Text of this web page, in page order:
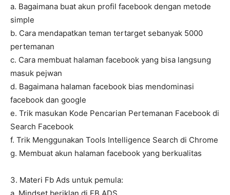
a. Bagaimana buat akun profil facebook dengan metode
simple
b. Cara mendapatkan teman tertarget sebanyak 5000
pertemanan
c. Cara membuat halaman facebook yang bisa langsung
masuk pejwan
d. Bagaimana halaman facebook bias mendominasi
facebook dan google
e. Trik masukan Kode Pencarian Pertemanan Facebook di
Search Facebook
f. Trik Menggunakan Tools Intelligence Search di Chrome
g. Membuat akun halaman facebook yang berkualitas
3. Materi Fb Ads untuk pemula: